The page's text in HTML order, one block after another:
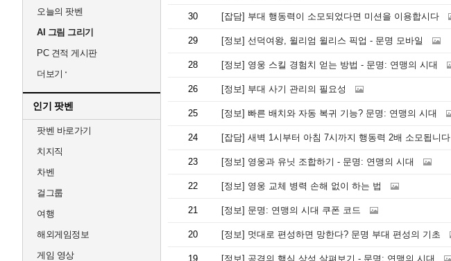
오늘의 팟벤
AI 그림 그리기
PC 견적 게시판
더보기
인기 팟벤
팟벤 바로가기
치지직
차벤
걸그룹
여행
해외게임정보
게임 영상
30 [잡담] 부대 행동력이 소모되었다면 미션을 이용합시다
29 [정보] 선덕여왕, 윌리엄 윌리스 픽업 - 문명 모바일
28 [정보] 영웅 스킬 경험치 얻는 방법 - 문명: 연맹의 시대
26 [정보] 부대 사기 관리의 필요성
25 [정보] 빠른 배치와 자동 복귀 기능? 문명: 연맹의 시대
24 [잡담] 새벽 1시부터 아침 7시까지 행동력 2배 소모됩니다
23 [정보] 영웅과 유닛 조합하기 - 문명: 연맹의 시대
22 [정보] 영웅 교체 병력 손해 없이 하는 법
21 [정보] 문명: 연맹의 시대 쿠폰 코드
20 [정보] 멋대로 편성하면 망한다? 문명 부대 편성의 기초
19 [정보] 공격의 핵심 상성 살펴보기 - 문명: 연맹의 시대